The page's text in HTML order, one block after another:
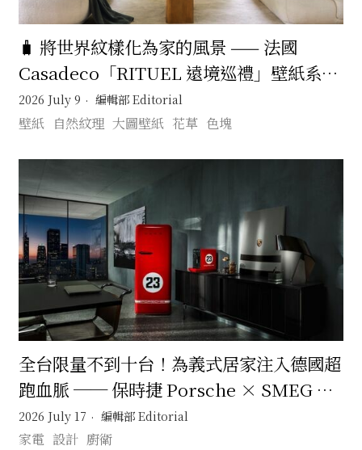
🧳 將世界紋樣化為家的風景 —— 法國
Casadeco「RITUEL 遠境巡禮」壁紙系列
在日常裡展開一場無需遠行的文化旅程 🚂
2026 July 9 編輯部 Editorial
壁紙 自然紋理 大圖壁紙 花草 色塊
全台限量不到十台！為義式居家注入德國超
跑血脈 ── 保時捷 Porsche × SMEG 將
賽道傳奇淬鍊為日常設計美學
2026 July 17 編輯部 Editorial
家電 設計 廚衛